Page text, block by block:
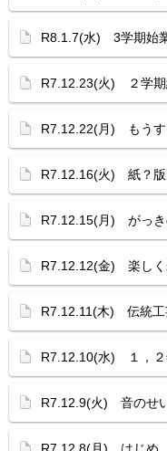
R8.1.7(水) 3学期始
R7.12.23(火) ２学期
R7.12.22(月) もうす
R7.12.16(火) 紙？
R7.12.15(月) がっき
R7.12.12(金) 楽しく
R7.12.11(木) 伝統工
R7.12.10(水) １，２
R7.12.9(火) 音のせ